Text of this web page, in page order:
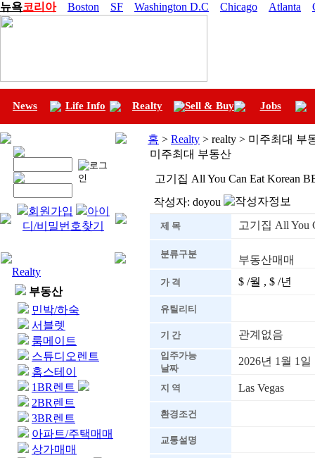
뉴욕코리아 Boston SF Washington D.C Chicago Atlanta
News Life Info Realty Sell & Buy Jobs
회원가입
아이
디/비밀번호찾기
Realty
부동산
민박/하숙
서블렛
룸메이트
스튜디오렌트
홈스테이
1BR렌트
2BR렌트
3BR렌트
아파트/주택매매
상가매매
홈 > Realty > realty > 미주최대 부
미주최대 부동산
고기집 All You Can Eat Korean
작성자: doyou
제 목 고기집 All You
분류구분 부동산매매
가 격 $ /월 , $ /년
유틸리티
기 간 관계없음
입주가능
날짜
2026년 1월 1일
지 역 Las Vegas
환경조건
교통설명